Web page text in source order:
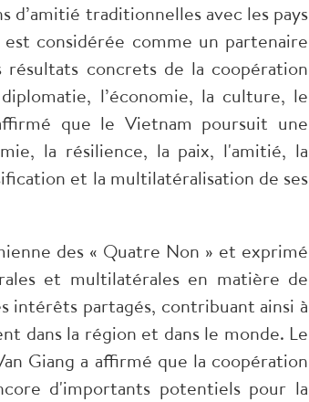
d’amitié traditionnelles avec les pays
considérée comme un partenaire
concrets de la coopération
l’économie, la culture, le
que le Vietnam poursuit une
la résilience, la paix, l'amitié, la
et la multilatéralisation de ses
des « Quatre Non » et exprimé
et multilatérales en matière de
intérêts partagés, contribuant ainsi à
dans la région et dans le monde. Le
Giang a affirmé que la coopération
d'importants potentiels pour la